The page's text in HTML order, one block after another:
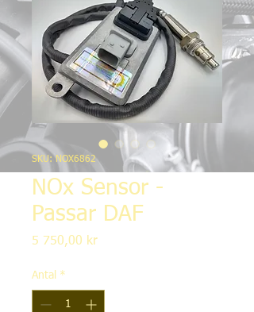
SKU: NOX6862
NOx Sensor -
Passar DAF
5 750,00 krPris
Antal *